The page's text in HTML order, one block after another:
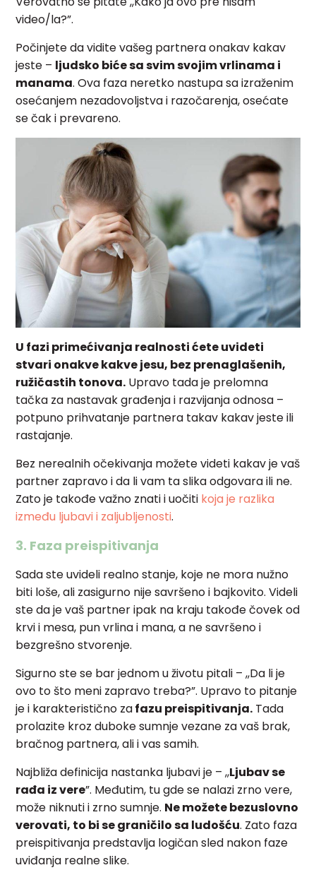
video/la?”.
Počinjete da vidite vašeg partnera onakav kakav
jeste – ljudsko biće sa svim svojim vrlinama i
manama. Ova faza neretko nastupa sa izraženim
osećanjem nezadovoljstva i razočarenja, osećate
se čak i prevareno.
U fazi primećivanja realnosti ćete uvideti
stvari onakve kakve jesu, bez prenaglašenih,
ružičastih tonova. Upravo tada je prelomna
tačka za nastavak građenja i razvijanja odnosa –
potpuno prihvatanje partnera takav kakav jeste ili
rastajanje.
Bez nerealnih očekivanja možete videti kakav je vaš
partner zapravo i da li vam ta slika odgovara ili ne.
Zato je takođe važno znati i uočiti koja je razlika
između ljubavi i zaljubljenosti.
3. Faza preispitivanja
Sada ste uvideli realno stanje, koje ne mora nužno
biti loše, ali zasigurno nije savršeno i bajkovito. Videli
ste da je vaš partner ipak na kraju takođe čovek od
krvi i mesa, pun vrlina i mana, a ne savršeno i
bezgrešno stvorenje.
Sigurno ste se bar jednom u životu pitali – ,,Da li je
ovo to što meni zapravo treba?”. Upravo to pitanje
je i karakteristično zafazu preispitivanja. Tada
prolazite kroz duboke sumnje vezane za vaš brak,
bračnog partnera, ali i vas samih.
Najbliža definicija nastanka ljubavi je – ,,Ljubav se
rađa iz vere”. Međutim, tu gde se nalazi zrno vere,
može niknuti i zrno sumnje. Ne možete bezuslovno
verovati, to bi se graničilo sa ludošću. Zato faza
preispitivanja predstavlja logičan sled nakon faze
uviđanja realne slike.